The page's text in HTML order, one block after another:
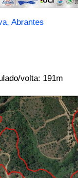
Abrantes
volta: 191m